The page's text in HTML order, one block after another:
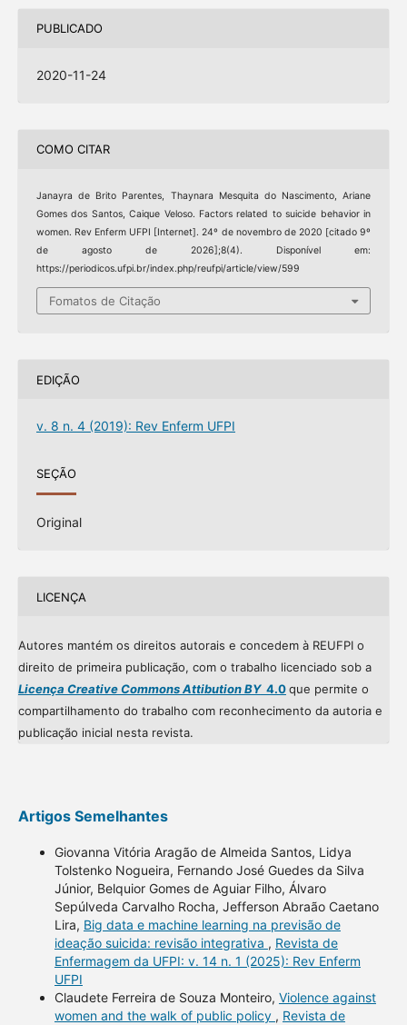
PUBLICADO
2020-11-24
COMO CITAR
Janayra de Brito Parentes, Thaynara Mesquita do Nascimento, Ariane
Gomes dos Santos, Caique Veloso. Factors related to suicide behavior in
women. Rev Enferm UFPI [Internet]. 24º de novembro de 2020 [citado 9º
de agosto de 2026];8(4). Disponível em:
https://periodicos.ufpi.br/index.php/reufpi/article/view/599
Fomatos de Citação
EDIÇÃO
v. 8 n. 4 (2019): Rev Enferm UFPI
SEÇÃO
Original
LICENÇA
Autores mantém os direitos autorais e concedem à REUFPI o
direito de primeira publicação, com o trabalho licenciado sob a
Licença Creative Commons Attibution BY4.0que permite o
compartilhamento do trabalho com reconhecimento da autoria e
publicação inicial nesta revista.
Artigos Semelhantes
Giovanna Vitória Aragão de Almeida Santos, Lidya
Tolstenko Nogueira, Fernando José Guedes da Silva
Júnior, Belquior Gomes de Aguiar Filho, Álvaro
Sepúlveda Carvalho Rocha, Jefferson Abraão Caetano
Lira, Big data e machine learning na previsão de
ideação suicida: revisão integrativa , Revista de
Enfermagem da UFPI: v. 14 n. 1 (2025): Rev Enferm
UFPI
Claudete Ferreira de Souza Monteiro, Violence against
women and the walk of public policy , Revista de